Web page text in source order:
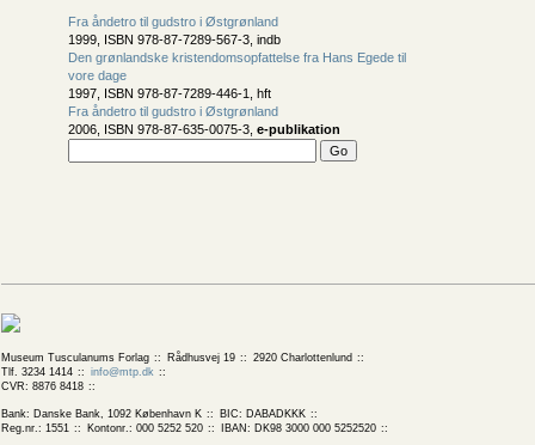
Fra åndetro til gudstro i Østgrønland
1999, ISBN 978-87-7289-567-3, indb
Den grønlandske kristendomsopfattelse fra Hans Egede til
vore dage
1997, ISBN 978-87-7289-446-1, hft
Fra åndetro til gudstro i Østgrønland
2006, ISBN 978-87-635-0075-3, e-publikation
Museum Tusculanums Forlag Rådhusvej 19
2920 Charlottenlund
Tlf. 3234 1414
info@mtp.dk
CVR: 8876 8418
Bank: Danske Bank, 1092 København K
BIC: DABADKKK
Reg.nr.: 1551
Kontonr.: 000 5252 520 IBAN: DK98 3000 000 5252520